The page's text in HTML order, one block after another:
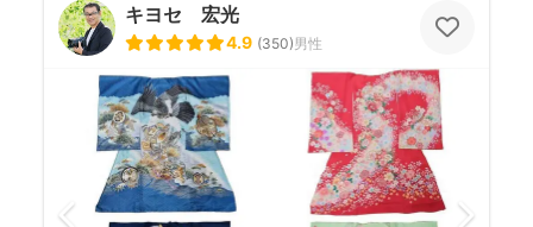
キヨセ 宏光
4.9 (350)男性